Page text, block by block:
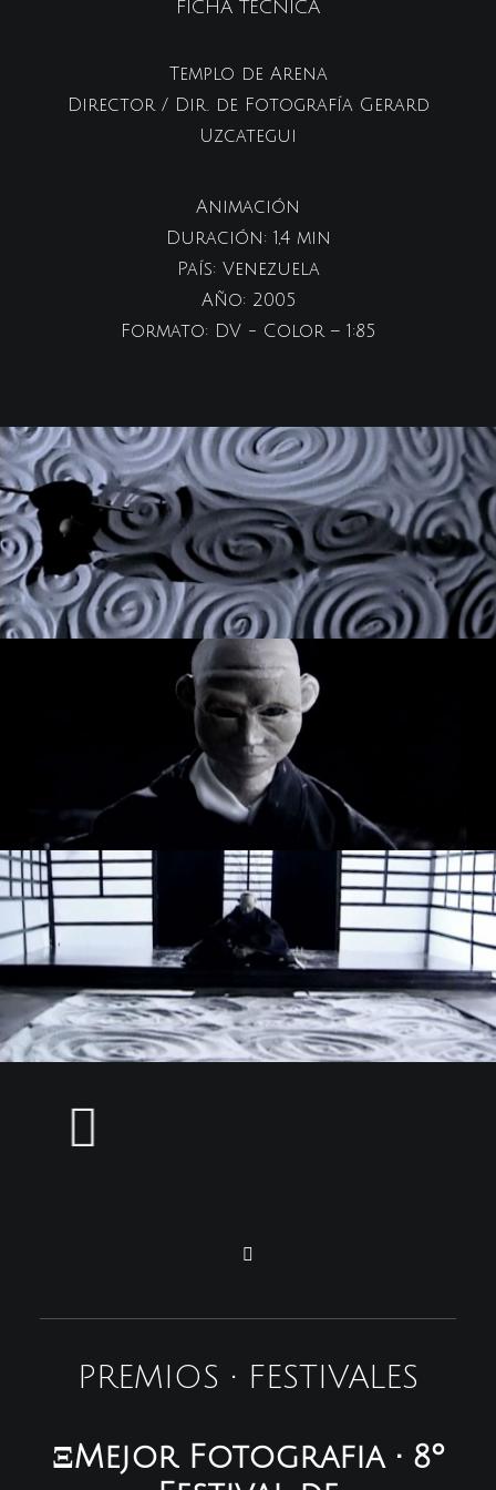
FICHA TECNICA
Templo de Arena
Director / Dir. de Fotografía Gerard
Uzcategui
Animación
Duración: 1,4 min
País: Venezuela
Año: 2005
Formato: DV - Color – 1:85
PREMIOS • FESTIVALES
ΞMejor Fotografia • 8º